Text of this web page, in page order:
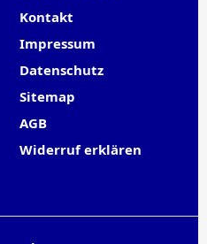
Kontakt
Impressum
Datenschutz
Sitemap
AGB
Widerruf erklären